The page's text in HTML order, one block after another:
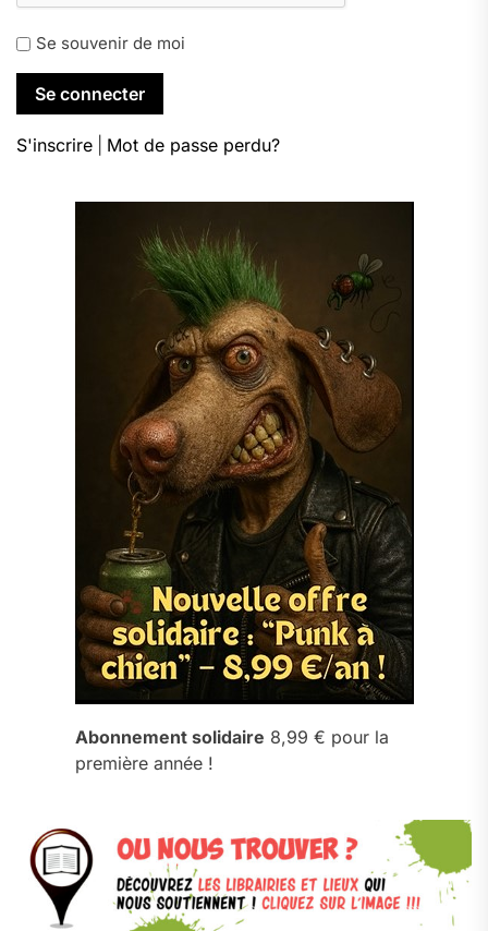
Se souvenir de moi
S'inscrire Mot de passe perdu?
Abonnement solidaire 8,99 € pour la
première année !